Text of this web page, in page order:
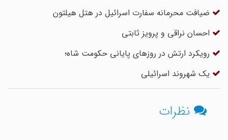
ضیافت محرمانه سفارت اسرائیل در هتل هیلتون
احسان نراقی و پرویز ثابتی
رویکرد ارتش در روزهای پایانی حکومت شاه؛
یک شهروند اسرائیلی
نظرات